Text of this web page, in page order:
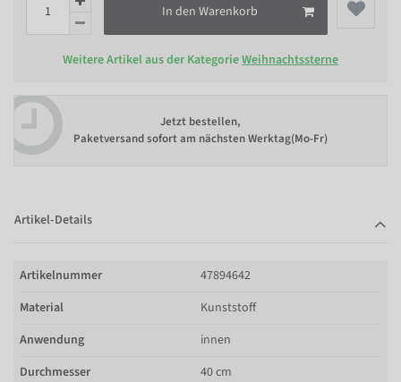
In den Warenkorb
Weitere Artikel aus der KategorieWeihnachtssterne
Jetzt bestellen,
Paketversand sofort am nächsten Werktag(Mo-Fr)
Artikel-Details
Artikelnummer
47894642
Material
Kunststoff
Anwendung
innen
Durchmesser
40 cm